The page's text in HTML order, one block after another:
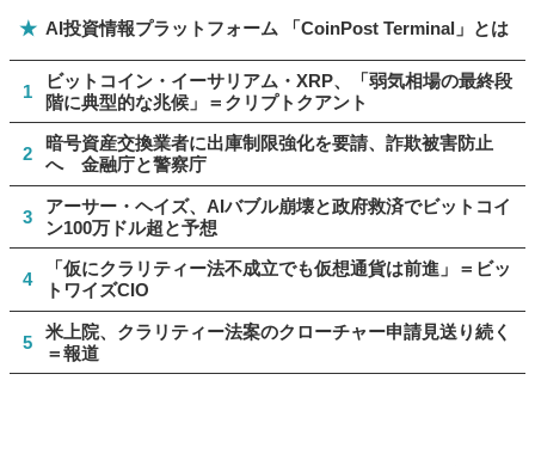
★ AI投資情報プラットフォーム 「CoinPost Terminal」とは
1
ビットコイン・イーサリアム・XRP、「弱気相場の最終段
階に典型的な兆候」＝クリプトクアント
2
暗号資産交換業者に出庫制限強化を要請、詐欺被害防止
へ 金融庁と警察庁
3
アーサー・ヘイズ、AIバブル崩壊と政府救済でビットコイ
ン100万ドル超と予想
4
「仮にクラリティー法不成立でも仮想通貨は前進」＝ビッ
トワイズCIO
5
米上院、クラリティー法案のクローチャー申請見送り続く
＝報道